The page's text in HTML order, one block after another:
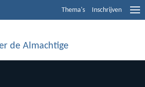
Thema's Inschrijven
de Almachtige